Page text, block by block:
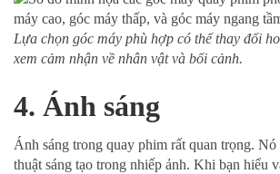
Lựa chọn góc máy phù hợp có thể thay đổi
xem cảm nhận về nhân vật và bối cảnh.
4. Ánh sáng
Ánh sáng trong quay phim rất quan trọng.
thuật sáng tạo trong nhiếp ảnh. Khi bạn hiểu